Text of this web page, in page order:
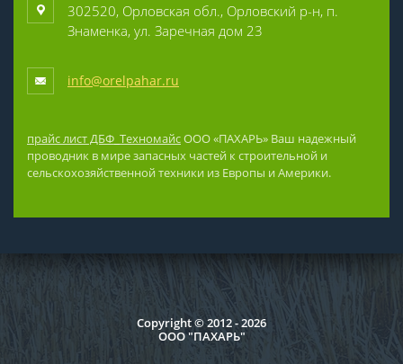
302520, Орловская обл., Орловский р-н, п.
Знаменка, ул. Заречная дом 23
info@orelpahar.ru
прайс лист ДБФ_ТехномайсООО «ПАХАРЬ» Ваш надежный
проводник в мире запасных частей к строительной и
сельскохозяйственной техники из Европы и Америки.
Copyright © 2012 - 2026
ООО "ПАХАРЬ"